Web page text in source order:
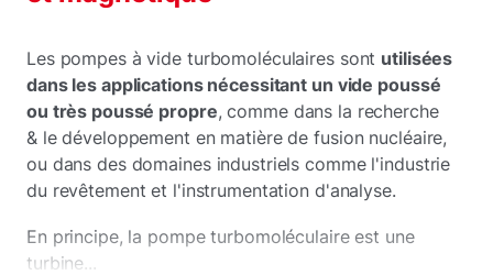
Les pompes à vide turbomoléculaires sont utilisées
dans les applications nécessitant un vide poussé
ou très poussé propre, comme dans la recherche
& le développement en matière de fusion nucléaire,
ou dans des domaines industriels comme l'industrie
du revêtement et l'instrumentation d'analyse.
En principe, la pompe turbomoléculaire est une
turbine...